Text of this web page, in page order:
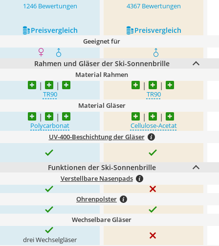
1246 Bewertungen 4367 Bewertungen
Preis­vergleich Preis­vergleich
Geeignet für
Rahmen und Gläser der Ski-Sonnenbrille
Material Rahmen
TR90 TR90
Material Gläser
Polycarbonat Cellulose-Acetat
UV-400-Beschichtung der Gläser
Funktionen der Ski-Sonnenbrille
Verstellbare Nasenpads
Ohrenpolster
Wechselbare Gläser
drei Wechselgläser